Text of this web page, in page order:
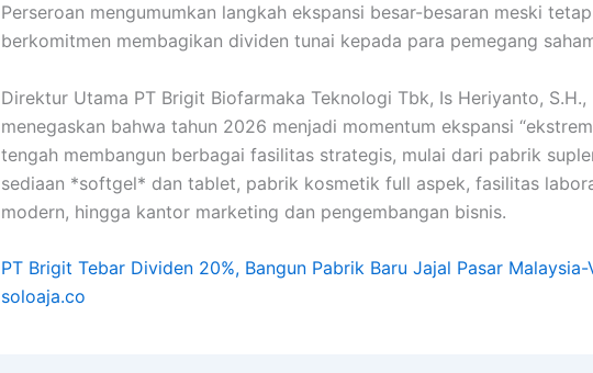
Perseroan mengumumkan langkah ekspansi besar-besaran meski tetap
berkomitmen membagikan dividen tunai kepada para pemegang
Direktur Utama PT Brigit Biofarmaka Teknologi Tbk, Is Heriyanto, S.H.,
menegaskan bahwa tahun 2026 menjadi momentum ekspansi
tengah membangun berbagai fasilitas strategis, mulai dari pabrik
sediaan *softgel* dan tablet, pabrik kosmetik full aspek, fasilitas
modern, hingga kantor marketing dan pengembangan bisnis.
PT Brigit Tebar Dividen 20%, Bangun Pabrik Baru Jajal Pasar Malaysia-
soloaja.co